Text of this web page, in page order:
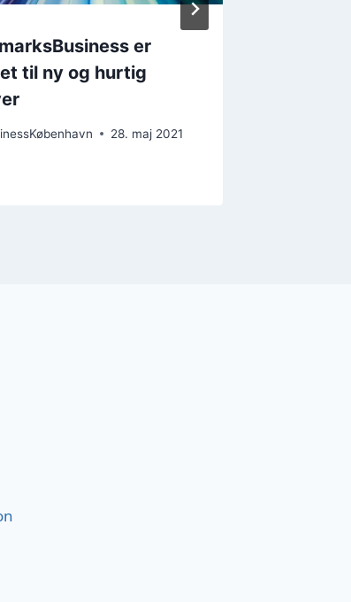
er
til ny og hurtig
28. maj 2021